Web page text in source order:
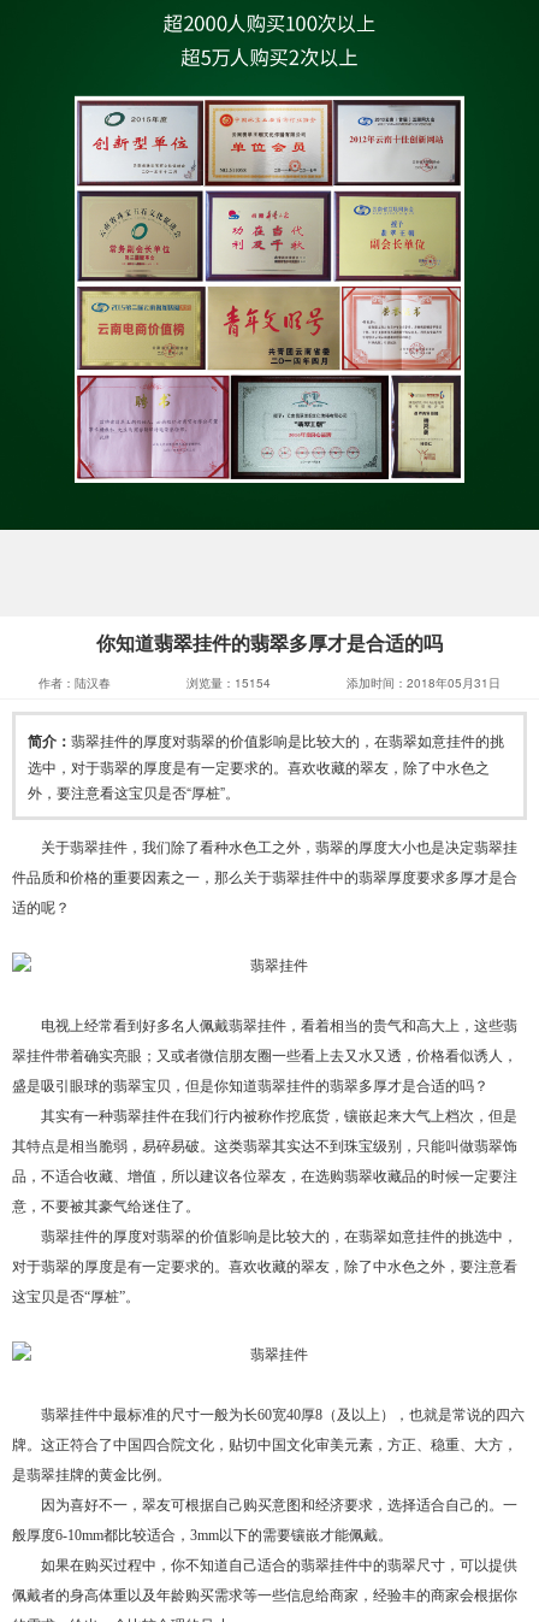
你知道翡翠挂件的翡翠多厚才是合适的吗
作者：陆汉春 浏览量：15154 添加时间：2018年05月31日
简介： 翡翠挂件的厚度对翡翠的价值影响是比较大的，在翡翠如意挂件的挑
选中，对于翡翠的厚度是有一定要求的。喜欢收藏的翠友，除了中水色之
外，要注意看这宝贝是否“厚桩”。
关于翡翠挂件，我们除了看种水色工之外，翡翠的厚度大小也是决定翡翠挂
件品质和价格的重要因素之一，那么关于翡翠挂件中的翡翠厚度要求多厚才是合
适的呢？
电视上经常看到好多名人佩戴翡翠挂件，看着相当的贵气和高大上，这些翡
翠挂件带着确实亮眼；又或者微信朋友圈一些看上去又水又透，价格看似诱人，
盛是吸引眼球的翡翠宝贝，但是你知道翡翠挂件的翡翠多厚才是合适的吗？
其实有一种翡翠挂件在我们行内被称作挖底货，镶嵌起来大气上档次，但是
其特点是相当脆弱，易碎易破。这类翡翠其实达不到珠宝级别，只能叫做翡翠饰
品，不适合收藏、增值，所以建议各位翠友，在选购翡翠收藏品的时候一定要注
意，不要被其豪气给迷住了。
翡翠挂件的厚度对翡翠的价值影响是比较大的，在翡翠如意挂件的挑选中，
对于翡翠的厚度是有一定要求的。喜欢收藏的翠友，除了中水色之外，要注意看
这宝贝是否“厚桩”。
翡翠挂件中最标准的尺寸一般为长60宽40厚8（及以上），也就是常说的四六
牌。这正符合了中国四合院文化，贴切中国文化审美元素，方正、稳重、大方，
是翡翠挂牌的黄金比例。
因为喜好不一，翠友可根据自己购买意图和经济要求，选择适合自己的。一
般厚度6-10mm都比较适合，3mm以下的需要镶嵌才能佩戴。
如果在购买过程中，你不知道自己适合的翡翠挂件中的翡翠尺寸，可以提供
佩戴者的身高体重以及年龄购买需求等一些信息给商家，经验丰的商家会根据你